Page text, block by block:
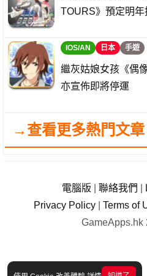
TOURS》預定明年
IOS/AN 日本 手遊
繼灰姑娘女孩《偶
亦宣佈即將停運
→查看更多熱門文章
電腦版 聯絡我們
Privacy Policy
Terms of
GameApps.hk